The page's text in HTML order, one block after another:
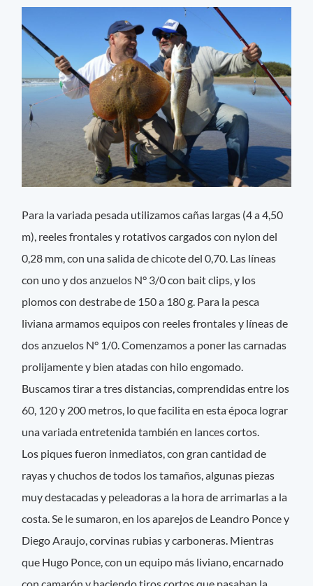
Para la variada pesada utilizamos cañas largas (4 a 4,50
m), reeles frontales y rotativos cargados con nylon del
0,28 mm, con una salida de chicote del 0,70. Las líneas
con uno y dos anzuelos N° 3/0 con bait clips, y los
plomos con destrabe de 150 a 180 g. Para la pesca
liviana armamos equipos con reeles frontales y líneas de
dos anzuelos N° 1/0. Comenzamos a poner las carnadas
prolijamente y bien atadas con hilo engomado.
Buscamos tirar a tres distancias, comprendidas entre los
60, 120 y 200 metros, lo que facilita en esta época lograr
una variada entretenida también en lances cortos.
Los piques fueron inmediatos, con gran cantidad de
rayas y chuchos de todos los tamaños, algunas piezas
muy destacadas y peleadoras a la hora de arrimarlas a la
costa. Se le sumaron, en los aparejos de Leandro Ponce y
Diego Araujo, corvinas rubias y carboneras. Mientras
que Hugo Ponce, con un equipo más liviano, encarnado